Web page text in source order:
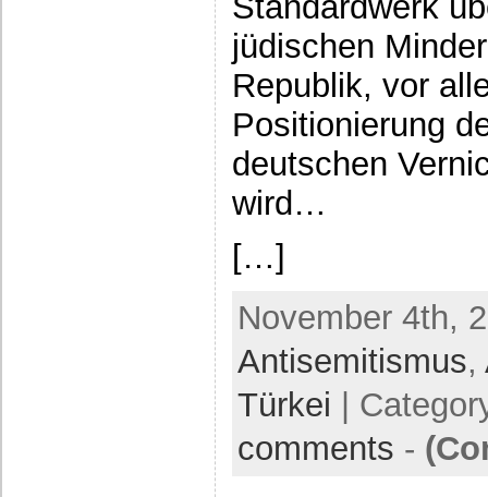
jüdischen
Republik, vor
Positionierung
deutschen
wird…
[…]
November 4th,
Antisemitismus,
Türkei |
comments -